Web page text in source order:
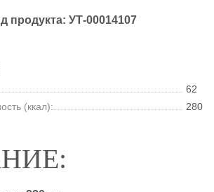
продукта: УТ-00014107
62
(ккал):
280